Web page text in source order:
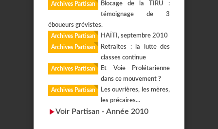
Archives Partisan
Blocage de la TIRU :
témoignage de 3
éboueurs grévistes.
Archives Partisan HAÏTI, septembre 2010
Archives Partisan
Retraites : la lutte des
classes continue
Archives Partisan
Et Voie Prolétarienne
dans ce mouvement ?
Archives Partisan
Les ouvrières, les mères,
les précaires...
Voir Partisan - Année 2010